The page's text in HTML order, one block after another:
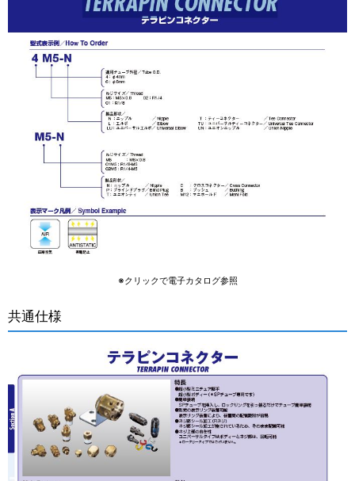
※クリックで電子カタログ参照
共通仕様